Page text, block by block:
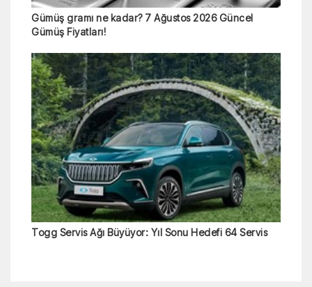
Gümüş gramı ne kadar? 7 Ağustos 2026 Güncel
Gümüş Fiyatları!
Togg Servis Ağı Büyüyor: Yıl Sonu Hedefi 64 Servis